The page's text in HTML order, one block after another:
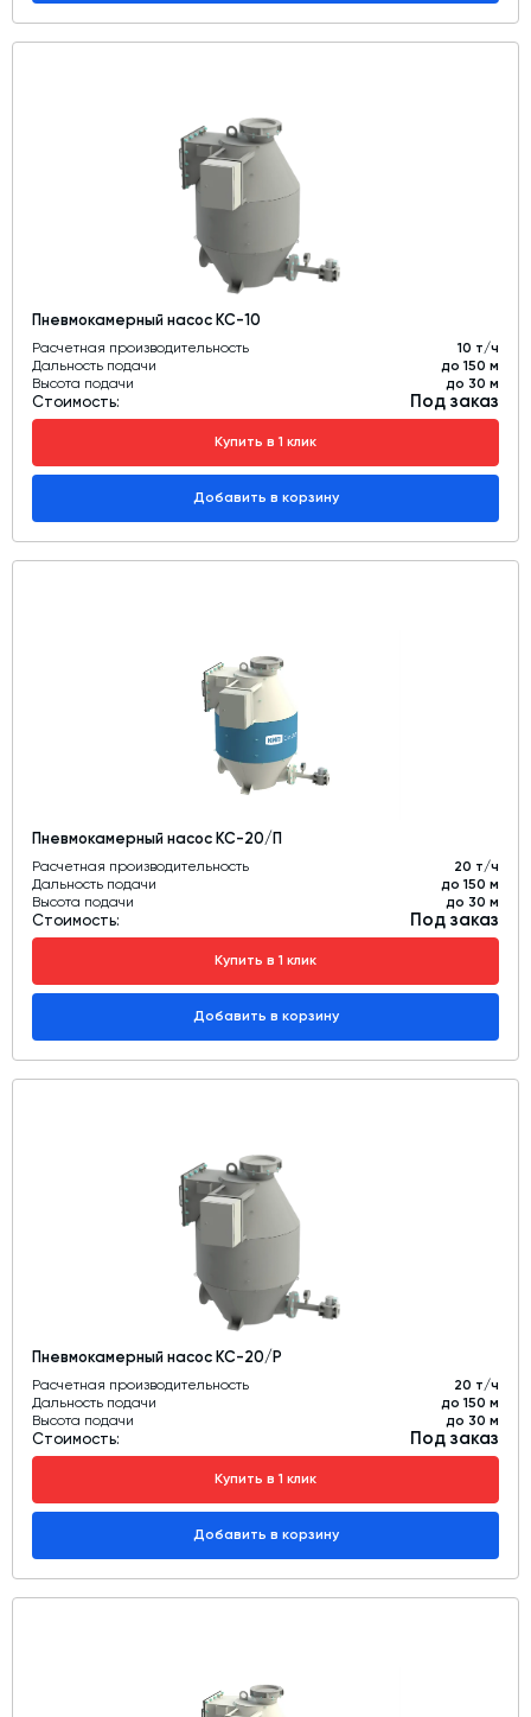
Пневмокамерный насос КС-10
Расчетная производительность
10 т/ч
Дальность подачи
до 150 м
Высота подачи
до 30 м
Стоимость: Под заказ
Купить в 1 клик
Добавить в корзину
Пневмокамерный насос КС-20/П
Расчетная производительность
20 т/ч
Дальность подачи
до 150 м
Высота подачи
до 30 м
Стоимость: Под заказ
Купить в 1 клик
Добавить в корзину
Пневмокамерный насос КС-20/Р
Расчетная производительность
20 т/ч
Дальность подачи
до 150 м
Высота подачи
до 30 м
Стоимость: Под заказ
Купить в 1 клик
Добавить в корзину